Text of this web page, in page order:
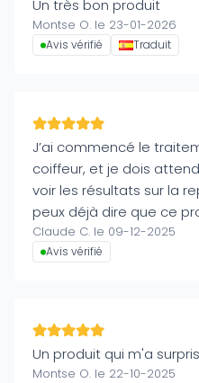
Un très bon produit
Montse O. le 23-01-2026
Avis vérifié Traduit
J’ai commencé le
coiffeur, et je dois
voir les résultats sur la
peux déjà dire que ce
coiffure et qu’il est très
Claude C. le 09-12-2025
Avis vérifié
Un produit qui m'a
Montse O. le 22-10-2025